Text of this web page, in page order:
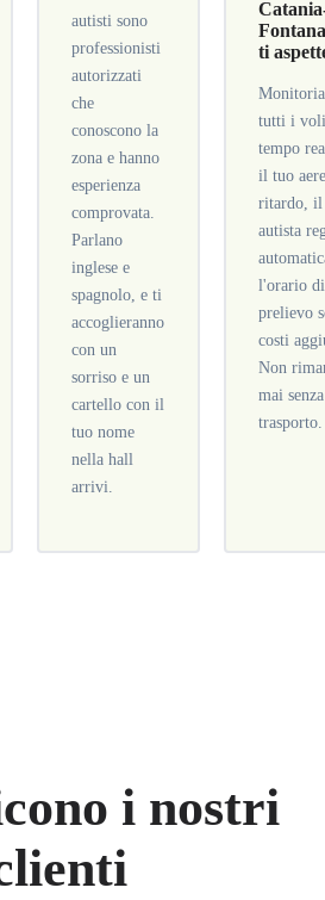
autisti sono
professionisti
autorizzati
che
conoscono la
zona e hanno
esperienza
comprovata.
Parlano
inglese e
spagnolo, e ti
accoglieranno
con un
sorriso e un
cartello con il
tuo nome
nella hall
arrivi.
ti
tutti i
tempo
il tuo
ritardo, il
autista
l'orario di
prelievo
costi
Non
mai senza
trasporto.
i nostri